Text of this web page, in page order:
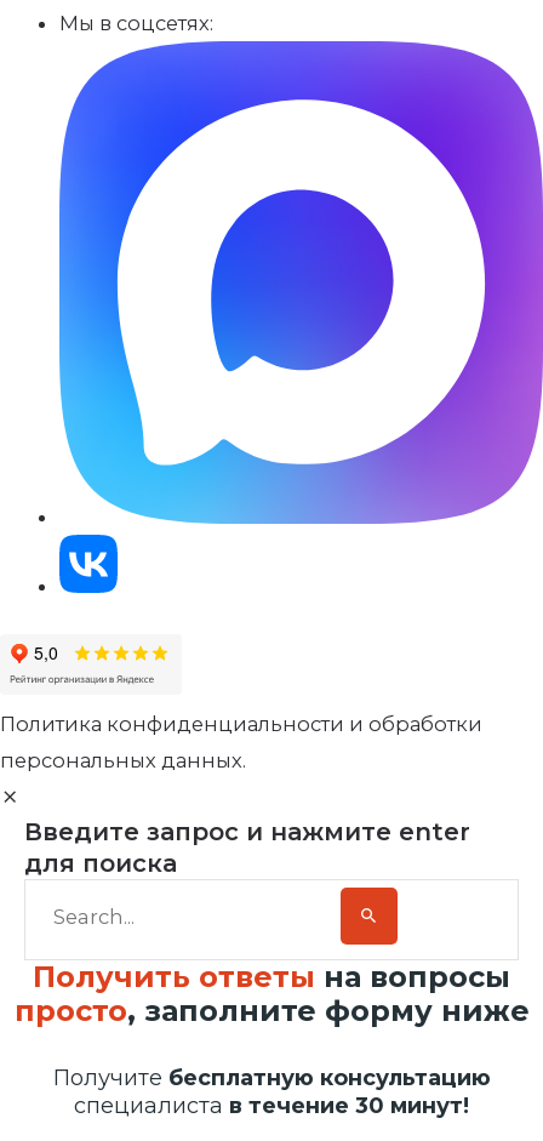
Мы в соцсетях:
Политика конфиденциальности и обработки
персональных данных.
Введите запрос и нажмите enter
для поиска
Получить ответы на вопросы
просто, заполните форму ниже
Получите бесплатную консультацию
специалиста в течение 30 минут!